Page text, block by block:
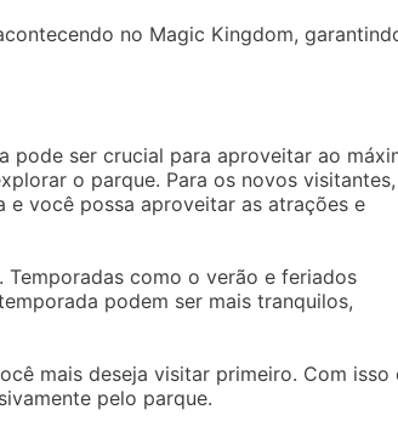
no Magic Kingdom,
pode ser crucial para aproveitar ao
o parque. Para os novos visitantes,
e você possa aproveitar as atrações e
como o verão e feriados
podem ser mais tranquilos,
mais deseja visitar primeiro. Com isso
pelo parque.